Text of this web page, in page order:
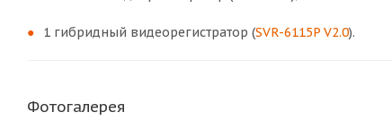
1 гибридный видеорегистратор (SVR-6115P V2.0).
Фотогалерея